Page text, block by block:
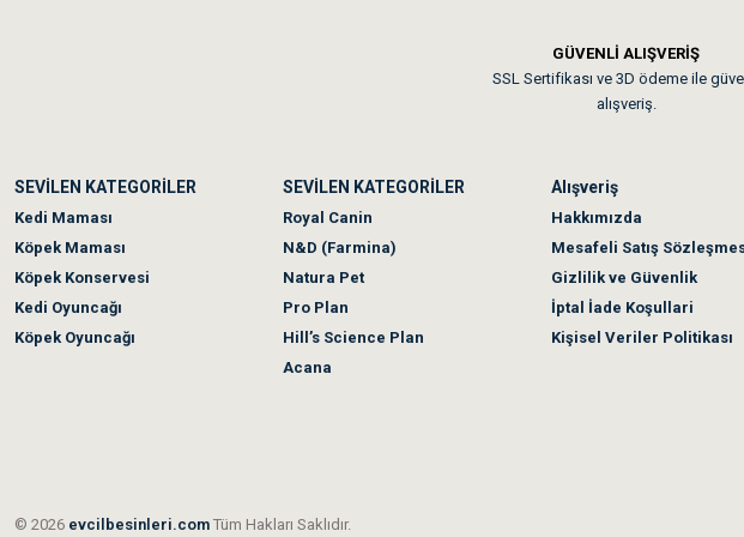
Akşam verdiğim sipariş bir sonraki gün elime ulaştı.
GÜVENLİ ALIŞVERİŞ
SSL Sertifikası ve 3D ödeme ile
alışveriş.
SEVİLEN KATEGORİLER
Kedi Maması
Köpek Maması
Köpek Konservesi
Kedi Oyuncağı
Köpek Oyuncağı
SEVİLEN KATEGORİLER
Royal Canin
N&D (Farmina)
Natura Pet
Pro Plan
Hill’s Science Plan
Acana
Alışveriş
Hakkımızda
Mesafeli Satış
Gizlilik ve Güvenlik
İptal İade Koşullari
Kişisel Veriler Politikası
© 2026 evcilbesinleri.com Tüm Hakları Saklıdır.